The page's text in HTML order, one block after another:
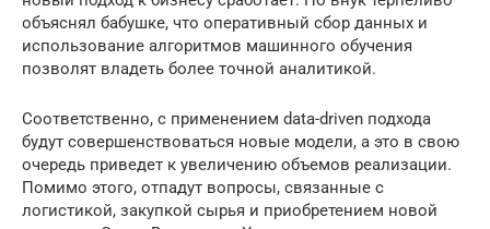
объяснял бабушке, что оперативный сбор данных и
использование алгоритмов машинного обучения
позволят владеть более точной аналитикой.
Соответственно, с применением data-driven подхода
будут совершенствоваться новые модели, а это в свою
очередь приведет к увеличению объемов реализации.
Помимо этого, отпадут вопросы, связанные с
логистикой, закупкой сырья и приобретением новой